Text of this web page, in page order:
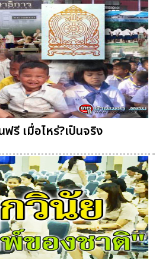
ฟรี เมื่อไหร่?เป็นจริง